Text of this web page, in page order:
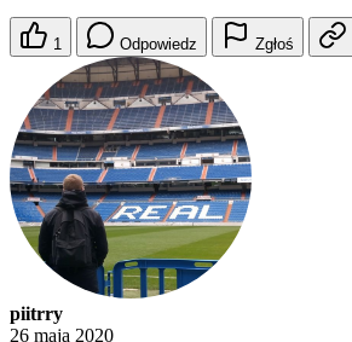
1 Odpowiedz Zgłoś
piitrry
26 maja 2020